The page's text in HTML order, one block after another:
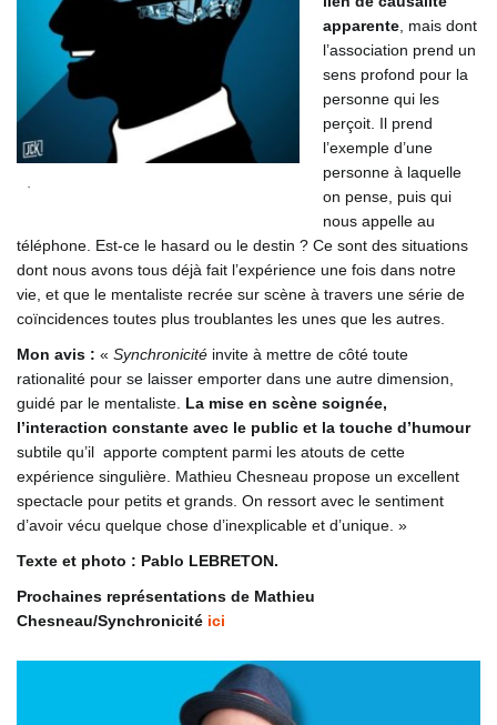
apparente, mais dont
l’association prend un
sens profond pour la
personne qui les
perçoit. Il prend
l’exemple d’une
personne à laquelle
on pense, puis qui
nous appelle au
téléphone. Est-ce le hasard ou le destin ? Ce sont des situations
dont nous avons tous déjà fait l’expérience une fois dans notre
vie, et que le mentaliste recrée sur scène à travers une série de
coïncidences toutes plus troublantes les unes que les autres.
Mon avis : « Synchronicité invite à mettre de côté toute
rationalité pour se laisser emporter dans une autre dimension,
guidé par le mentaliste. La mise en scène soignée,
l’interaction constante avec le public et la touche d’humour
subtile qu’il apporte comptent parmi les atouts de cette
expérience singulière. Mathieu Chesneau propose un excellent
spectacle pour petits et grands. On ressort avec le sentiment
d’avoir vécu quelque chose d’inexplicable et d’unique. »
Texte et photo : Pablo LEBRETON.
Prochaines représentations de Mathieu
Chesneau/Synchronicité ici